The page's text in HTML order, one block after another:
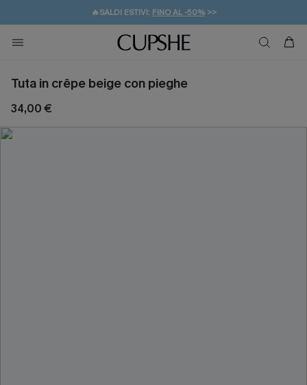
🔥SALDI ESTIVI: FINO AL -50%>>
🚚SPEDIZIONE GRATUITA DA 49€
💌REGALO PER I NUOVI: 20% DI SCONTO*
Tuta in crêpe beige con pieghe
34,00 €